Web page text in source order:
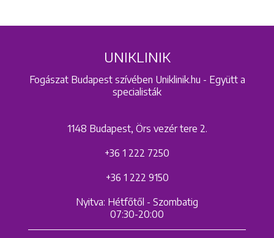
UNIKLINIK
Fogászat Budapest szívében Uniklinik.hu - Együtt a
specialisták
1148 Budapest, Örs vezér tere 2.
+36 1 222 7250
+36 1 222 9150
Nyitva: Hétfőtől - Szombatig
07:30-20:00